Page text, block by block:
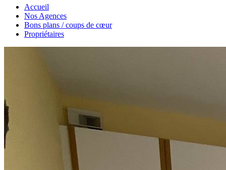
Accueil
Nos Agences
Bons plans / coups de cœur
Propriétaires